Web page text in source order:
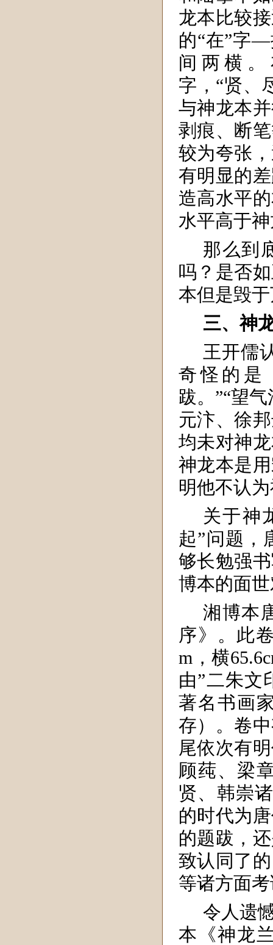
龙本比较
的“在”字—
间两横
字，“贤、
与神龙本
剥痕、断
较为夸张
有明显的
造高水平
水平高于
那么到
吗？是否
本但是毁
三、神
王开儒
奇怪的是
跋。”“望
元汴、徐
均未对神
神龙本是
明他不认
关于神
起”问题，
够长勉强
博本的面
湘博本
序》。此
m，横
由”二朱文
著名书画
存）。卷
尾依次有
顾莼、梁
贤、韩崇
的时代为
的题跋，
致认同了
等诸方面
令人遗
本《神龙